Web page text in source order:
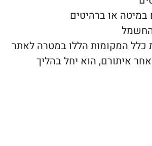
ברהיטים
הללו במטרה לאתר
הוא יחל בהליך